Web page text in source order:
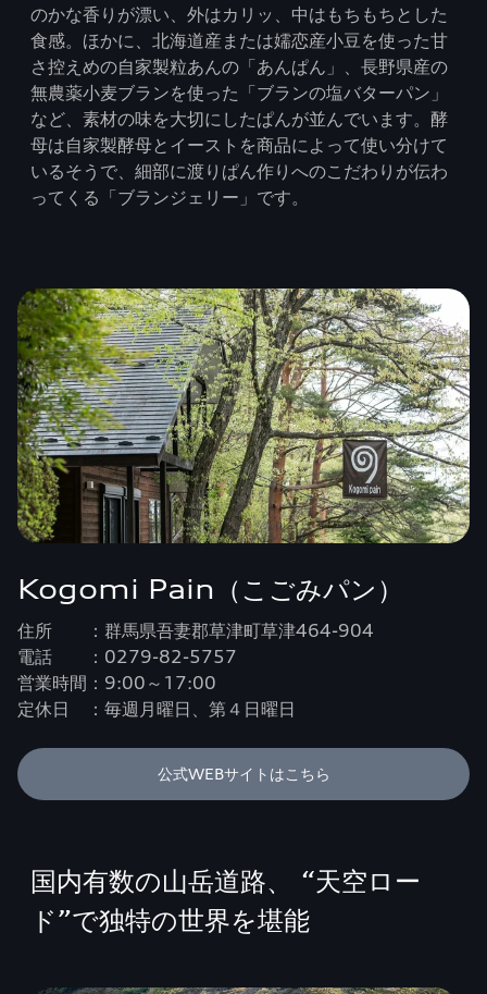
のかな香りが漂い、外はカリッ、中はもちもちとした
食感。ほかに、北海道産または嬬恋産小豆を使った甘
さ控えめの自家製粒あんの「あんぱん」、長野県産の
無農薬小麦ブランを使った「ブランの塩バターパン」
など、素材の味を大切にしたぱんが並んでいます。酵
母は自家製酵母とイーストを商品によって使い分けて
いるそうで、細部に渡りぱん作りへのこだわりが伝わ
ってくる「ブランジェリー」です。
Kogomi Pain（こごみパン）
住所 ：群馬県吾妻郡草津町草津464-904
電話 ：0279-82-5757
営業時間：9:00～17:00
定休日 ：毎週月曜日、第４日曜日
公式WEBサイトはこちら
国内有数の山岳道路、 “天空ロー
ド”で独特の世界を堪能